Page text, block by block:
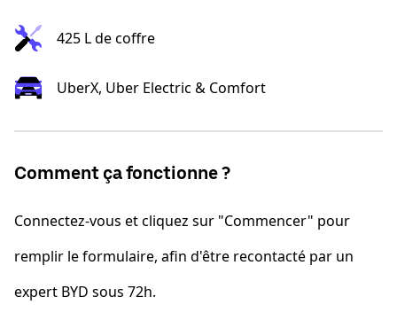
425 L de coffre
UberX, Uber Electric & Comfort
Comment ça fonctionne ?
Connectez-vous et cliquez sur "Commencer" pour
remplir le formulaire, afin d'être recontacté par un
expert BYD sous 72h.